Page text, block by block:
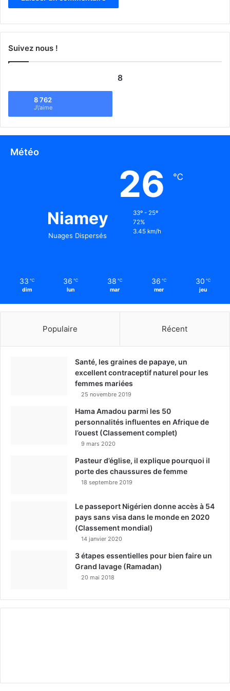
Suivez nous !
8
8 762
J\'aime
Météo
Niamey
Nuages Dispersés
26 ℃
33º - 25º
72%
3.45 km/h
33 ℃
dim
36 ℃
lun
38 ℃
mar
36 ℃
mer
30 ℃
jeu
Populaire Récent
Santé, les graines de papaye, un
excellent contraceptif naturel pour les
femmes mariées
25 novembre 2019
Hama Amadou parmi les 50
personnalités influentes en Afrique de
l’ouest (Classement complet)
9 mars 2020
Pasteur d’église, il explique pourquoi il
porte des chaussures de femme
18 septembre 2019
Le passeport Nigérien donne accès à 54
pays sans visa dans le monde en 2020
(Classement mondial)
14 janvier 2020
3 étapes essentielles pour bien faire un
Grand lavage (Ramadan)
20 mai 2018